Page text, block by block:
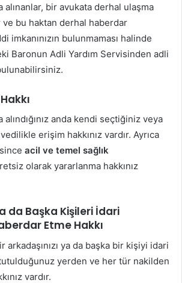
alınanlar, bir avukata derhal ulaşma
ve bu haktan derhal haberdar
imkanınızın bulunmaması halinde
Baronun Adli Yardım Servisinden adli
alındığınız anda kendi seçtiğiniz veya
erişim hakkınız vardır. Ayrıca
acil ve temel sağlık
olarak yararlanma hakkınız
da Başka Kişileri İdari
Etme Hakkı
ya da başka bir kişiyi idari
yerden ve her tür nakilden
vardır.